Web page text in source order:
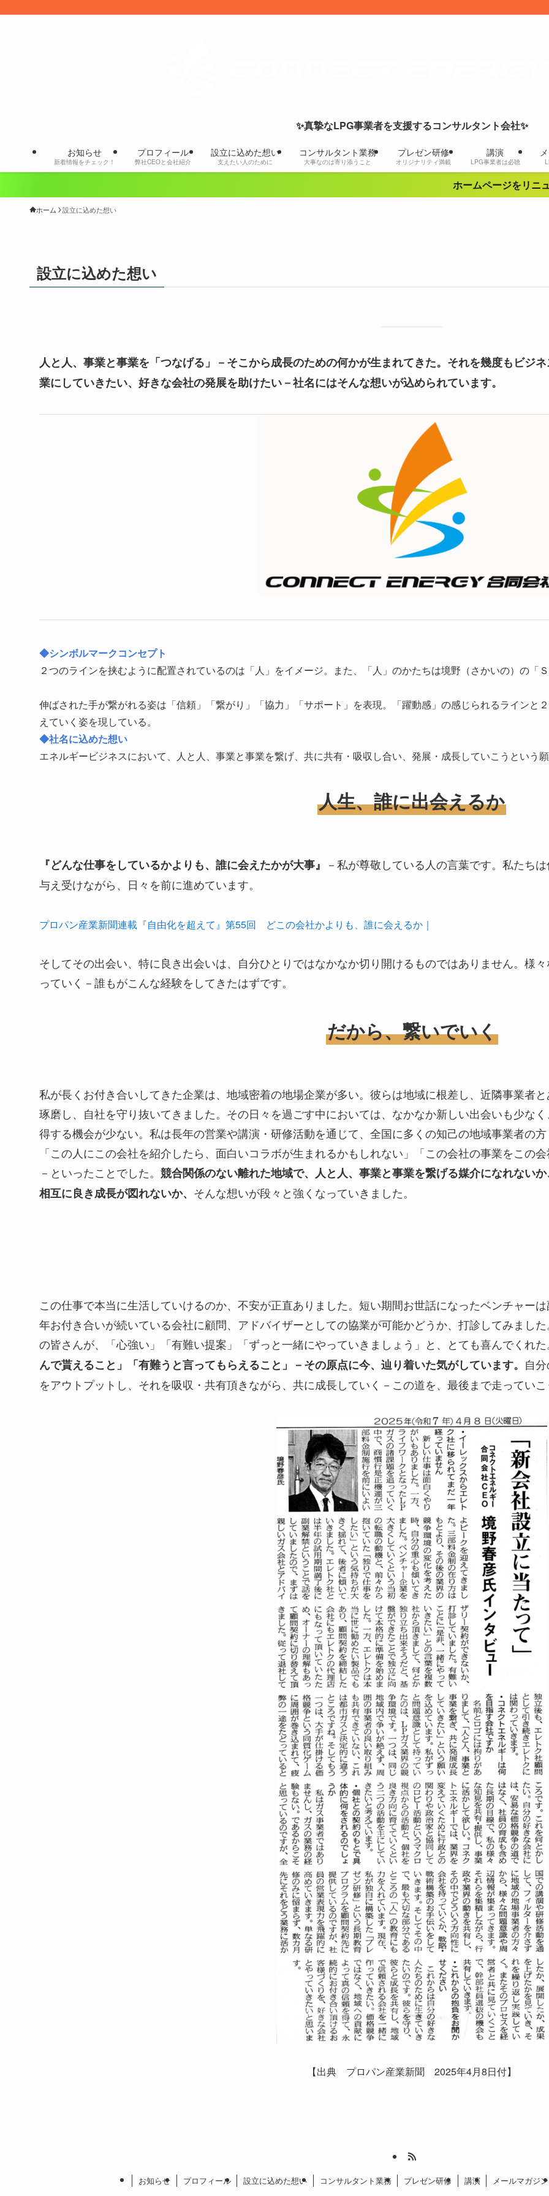
お知らせ
新着情報をチェック！
プロフィール
弊社CEOと会社紹介
設立に込めた想い
支えたい人のために
コンサルタント業務
大事なのは寄り添うこと
プレゼン研修
オリジナリティ満載
講演
LPG事業者は必聴
✨真摯なLPG事業者を支援するコンサルタント会社✨
ホームページをリニューアル、
ホーム 設立に込めた想い
設立に込めた想い
人と人、事業と事業を「つなげる」－そこから成長のための何かが生まれてきた。それを幾度もビジ
業にしていきたい、好きな会社の発展を助けたい－社名にはそんな想いが込められています。
◆シンボルマークコンセプト
２つのラインを挟むように配置されているのは「人」をイメージ。また、「人」のかたちは境野（さかいの）の「Ｓ
伸ばされた手が繋がれる姿は「信頼」「繋がり」「協力」「サポート」を表現。「躍動感」の感じられるラインと
えていく姿を現している。
◆社名に込めた想い
エネルギービジネスにおいて、人と人、事業と事業を繋げ、共に共有・吸収し合い、発展・成長していこうという願
人生、誰に出会えるか
『どんな仕事をしているかよりも、誰に会えたかが大事』 －私が尊敬している人の言葉です。私たち
与え受けながら、日々を前に進めています。
プロパン産業新聞連載『自由化を超えて』第55回 どこの会社かよりも、誰に会えるか｜
そしてその出会い、特に良き出会いは、自分ひとりではなかなか切り開けるものではありません。様
っていく－誰もがこんな経験をしてきたはずです。
だから、繋いでいく
私が長くお付き合いしてきた企業は、地域密着の地場企業が多い。彼らは地域に根差し、近隣事業者
琢磨し、自社を守り抜いてきました。その日々を過ごす中においては、なかなか新しい出会いも少な
得する機会が少ない。私は長年の営業や講演・研修活動を通じて、全国に多くの知己の地域事業者の
「この人にこの会社を紹介したら、面白いコラボが生まれるかもしれない」「この会社の事業をこの
－といったことでした。 競合関係のない離れた地域で、人と人、事業と事業を繋げる媒介になれない
相互に良き成長が図れないか、 そんな想いが段々と強くなっていきました。
この仕事で本当に生活していけるのか、不安が正直ありました。短い期間お世話になったベンチャー
年お付き合いが続いている会社に顧問、アドバイザーとしての協業が可能かどうか、打診してみまし
の皆さんが、「心強い」「有難い提案」「ずっと一緒にやっていきましょう」と、とても喜んでくれた
んで貰えること」「有難うと言ってもらえること」－その原点に今、辿り着いた気がしています。 自
をアウトプットし、それを吸収・共有頂きながら、共に成長していく－この道を、最後まで走っていこ
【出典 プロパン産業新聞 2025年4月8日付】
お知らせ プロフィール 設立に込めた想い コンサルタント業務 プレゼン研修 講演 メールマガジン